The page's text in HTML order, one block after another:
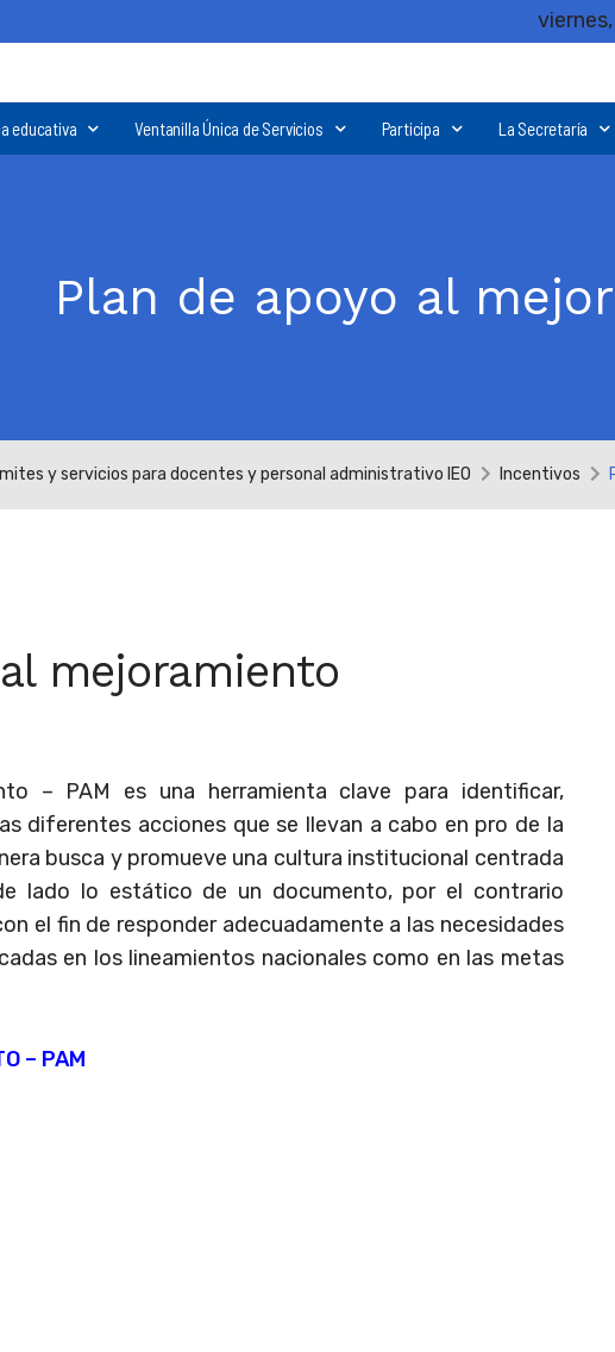
educativa Ventanilla Única de Servicios Participa La Secretaría
Plan de apoyo al
y servicios para docentes y personal administrativo IEO Incentivos
mejoramiento
– PAM es una herramienta clave para identificar,
diferentes acciones que se llevan a cabo en pro de la
busca y promueve una cultura institucional centrada
lado lo estático de un documento, por el contrario
el fin de responder adecuadamente a las necesidades
en los lineamientos nacionales como en las metas
– PAM